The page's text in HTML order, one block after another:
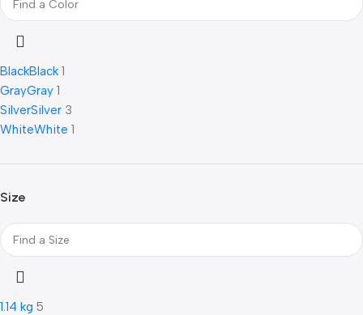
BlackBlack 1
GrayGray 1
SilverSilver 3
WhiteWhite 1
Size
1.14 kg 5